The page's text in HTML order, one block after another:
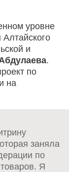
уровне
и
.
по
на
заняла
по
товаров. Я